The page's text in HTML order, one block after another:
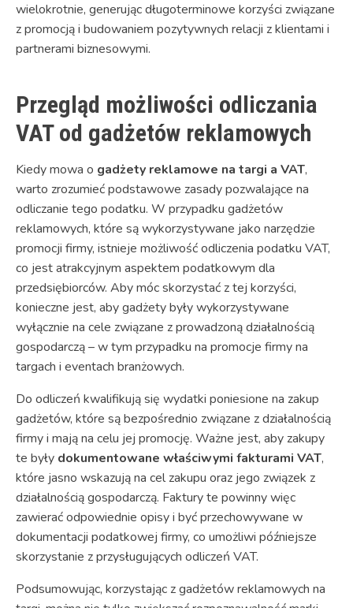
wielokrotnie, generując długoterminowe korzyści związane
z promocją i budowaniem pozytywnych relacji z klientami i
partnerami biznesowymi.
Przegląd możliwości odliczania
VAT od gadżetów reklamowych
Kiedy mowa o gadżety reklamowe na targi a VAT,
warto zrozumieć podstawowe zasady pozwalające na
odliczanie tego podatku. W przypadku gadżetów
reklamowych, które są wykorzystywane jako narzędzie
promocji firmy, istnieje możliwość odliczenia podatku VAT,
co jest atrakcyjnym aspektem podatkowym dla
przedsiębiorców. Aby móc skorzystać z tej korzyści,
konieczne jest, aby gadżety były wykorzystywane
wyłącznie na cele związane z prowadzoną działalnością
gospodarczą – w tym przypadku na promocje firmy na
targach i eventach branżowych.
Do odliczeń kwalifikują się wydatki poniesione na zakup
gadżetów, które są bezpośrednio związane z działalnością
firmy i mają na celu jej promocję. Ważne jest, aby zakupy
te były dokumentowane właściwymi fakturami VAT,
które jasno wskazują na cel zakupu oraz jego związek z
działalnością gospodarczą. Faktury te powinny więc
zawierać odpowiednie opisy i być przechowywane w
dokumentacji podatkowej firmy, co umożliwi późniejsze
skorzystanie z przysługujących odliczeń VAT.
Podsumowując, korzystając z gadżetów reklamowych na